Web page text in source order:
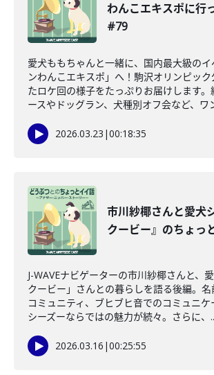
わんこエキスポに行
#79
愛犬ももちゃんと一緒に、国内最大級の
ンわんこエキスポ」へ！駒沢オリンピッ
たロケ回の様子をたっぷりお届けします
ースやドッグラン、犬種別オフ会など、ワ
2026.03.23 |00:18:35
市川紗椰さんと愛犬
クービー』のちょっ
J-WAVEナビゲーターの市川紗椰さんと、
クービー」さんとの暮らしを語る後編。
コミュニティ、ブヒブヒ音でのコミュニケ
シーズーならではの魅力が続々。さらに、
2026.03.16 |00:25:55